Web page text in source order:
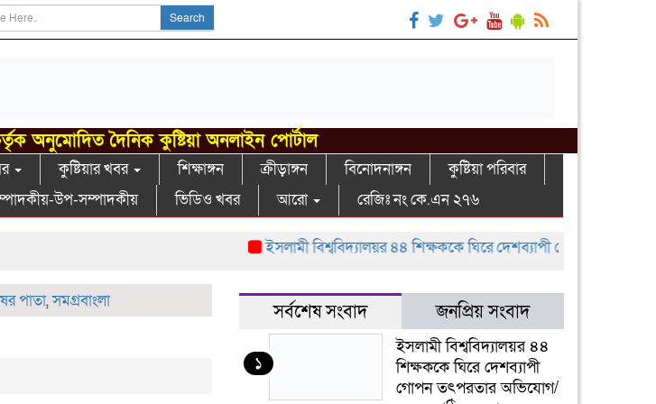
Search
অনুমোদিত দৈনিক কুষ্টিয়া অনলাইন পোর্টাল
কুষ্টিয়ার খবর শিক্ষাঙ্গন ক্রীড়াঙ্গন বিনোদনাঙ্গন
কুষ্টিয়া পরিবার
উপ-সম্পাদকীয় ভিডিও খবর আরো রেজিঃ নং কে.এন ২৭৬
ইসলামী বিশ্ববিদ্যালয়র ৪৪ শিক্ষককে ঘিরে দেশব্যাপী গোপন তৎপরতার
পাতা,সমগ্রবাংলা সর্বশেষ সংবাদ জনপ্রিয় সংবাদ
১
ইসলামী বিশ্ববিদ্যালয়র ৪৪
শিক্ষককে ঘিরে দেশব্যাপী
গোপন তৎপরতার অভিযোগ/